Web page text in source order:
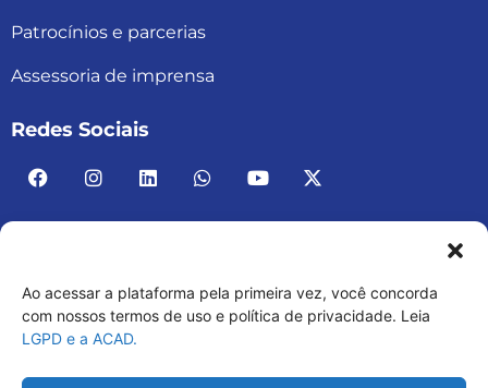
Ao acessar a plataforma pela primeira vez, você concorda
com nossos termos de uso e política de privacidade. Leia
LGPD e a ACAD.
Patrocínios e parcerias
Assessoria de imprensa
Redes Sociais
ACAD BRASIL – ASSOCIAÇÃO BRASILEIRA DE